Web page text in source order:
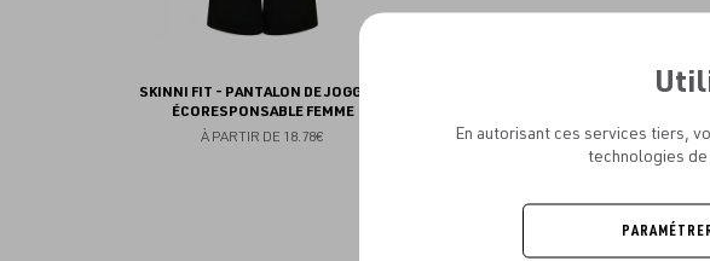
SKINNI FIT - PANTALON DE JOGGING
ÉCORESPONSABLE FEMME
À PARTIR DE 18.78€
En autorisant ces services tiers,
technologies